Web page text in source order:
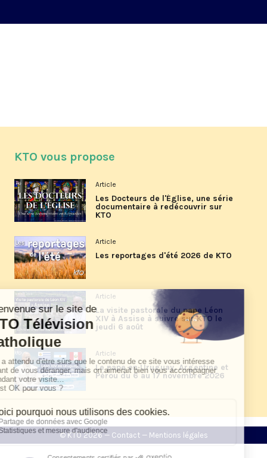
KTO vous propose
Article
Les Docteurs de l'Église, une série
documentaire à redécouvrir sur
KTO
Article
Les reportages d'été 2026 de KTO
Article
La visite pastorale du pape Léon
XIV à Assise à suivre sur KTO le
jeudi 6 août
Article
Le pape en Uruguay, Argentine et
Pérou du 6 au 17 novembre 2026
© KTO 2026 — Contact— Mentions légales